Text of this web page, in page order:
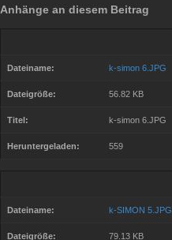
Anhänge an diesem Beitrag
Dateiname: k-simon 6.JPG
Dateigröße: 56.82 KB
Titel: k-simon 6.JPG
Heruntergeladen: 559
Dateiname: k-SIMON 5.JPG
Dateigröße: 79.13 KB